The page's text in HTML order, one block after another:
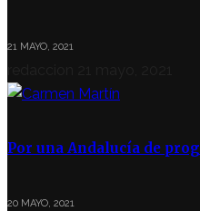
21 MAYO, 2021
Por una Andalucía de
20 MAYO, 2021